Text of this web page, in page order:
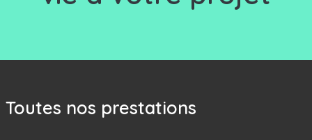
Toutes nos prestations